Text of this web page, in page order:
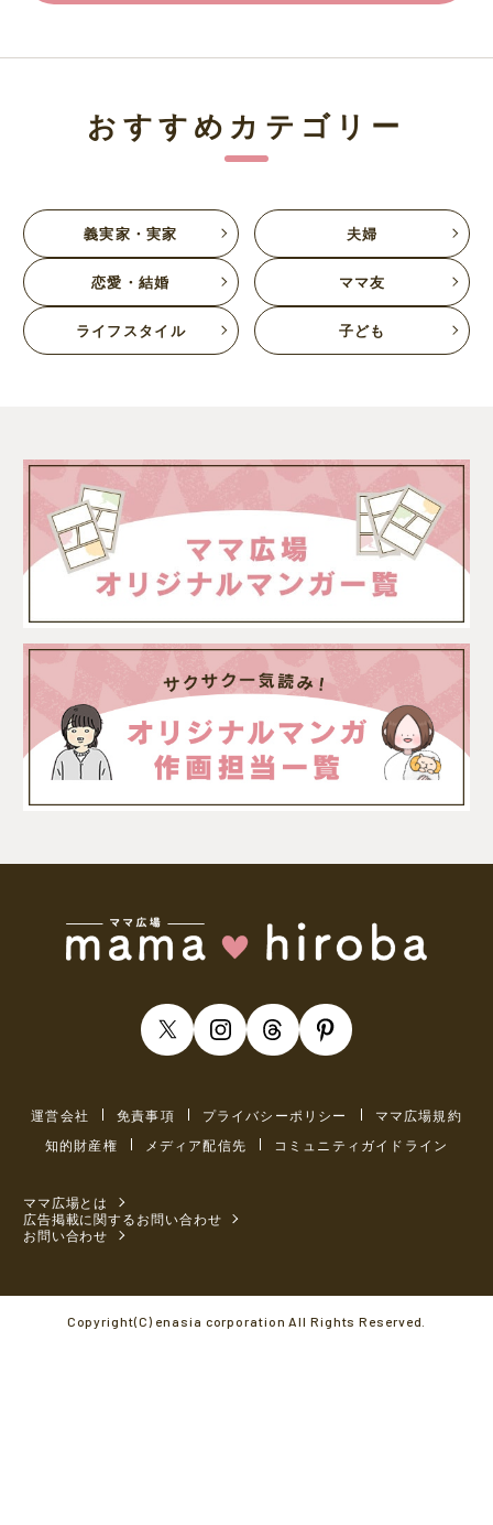
おすすめカテゴリー
義実家・実家 夫婦
恋愛・結婚 ママ友
ライフスタイル 子ども
運営会社 免責事項 プライバシーポリシー
ママ広場規約
知的財産権
メディア配信先 コミュニティガイドライン
ママ広場とは
広告掲載に関するお問い合わせ
お問い合わせ
Copyright(C) enasia corporation All Rights Reserved.